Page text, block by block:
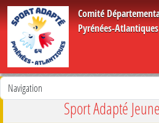
Comité
Pyrénées-Atlantiques
Sport Adapté
Panneau de gestion des cookies